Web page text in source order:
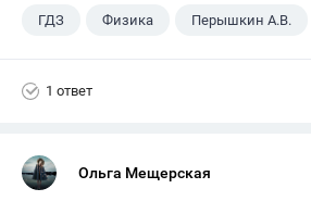
ГДЗ Физика Перышкин А.В.
1 ответ
Ольга Мещерская